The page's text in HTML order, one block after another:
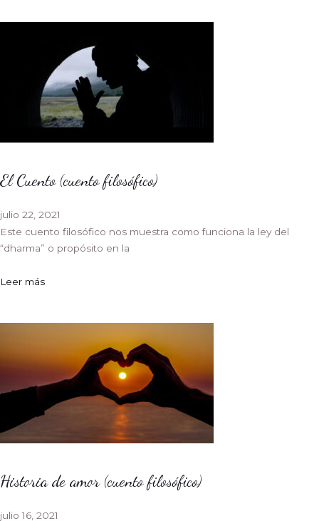
El Cuento (cuento filosófico)
julio 22, 2021
Este cuento filosófico nos muestra como funciona la ley del
“dharma” o propósito en la
Leer más
Historia de amor (cuento filosófico)
julio 16, 2021